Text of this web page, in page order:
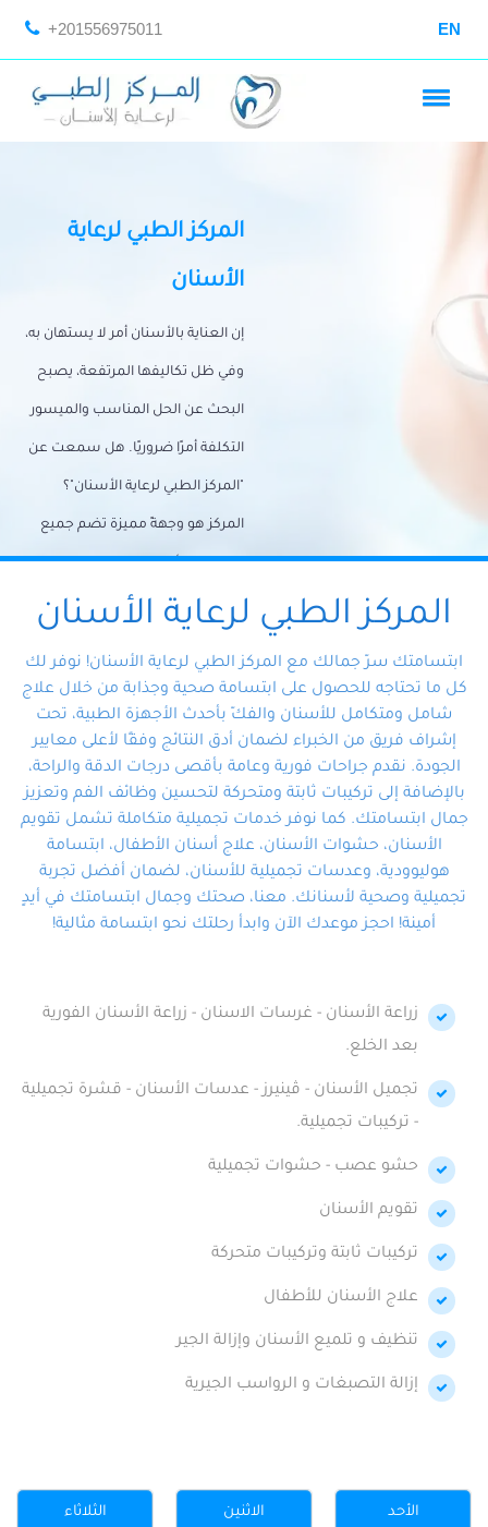
+201556975011 EN
المركز الطبي لرعاية
الأسنان
إن العناية بالأسنان أمر لا يستهان به،
وفي ظل تكاليفها المرتفعة، يصبح
البحث عن الحل المناسب والميسور
التكلفة أمرًا ضروريًا. هل سمعت عن
"المركز الطبي لرعاية الأسنان"؟
المركز هو وجهةً مميزة تضم جميع
احتياجات الأسنان تحت سقف واحد،
وتضمن لك حلاً شاملًا لجميع
المتخصص ذوي الخبرة، ستجد نفسك
في أيد أمينة تلبي احتياجاتك بكل
احترافية ودقة.
المركز الطبي لرعاية الأسنان
ابتسامتك سرّ جمالك مع المركز الطبي لرعاية الأسنان! نوفر لك
كل ما تحتاجه للحصول على ابتسامة صحية وجذابة من خلال علاج
شامل ومتكامل للأسنان والفكّ بأحدث الأجهزة الطبية، تحت
إشراف فريق من الخبراء لضمان أدق النتائج وفقًا لأعلى معايير
الجودة. نقدم جراحات فورية وعامة بأقصى درجات الدقة والراحة،
بالإضافة إلى تركيبات ثابتة ومتحركة لتحسين وظائف الفم وتعزيز
جمال ابتسامتك. كما نوفر خدمات تجميلية متكاملة تشمل تقويم
الأسنان، حشوات الأسنان، علاج أسنان الأطفال، ابتسامة
هوليوودية، وعدسات تجميلية للأسنان، لضمان أفضل تجربة
تجميلية وصحية لأسنانك. معنا، صحتك وجمال ابتسامتك في أيدٍ
أمينة! احجز موعدك الآن وابدأ رحلتك نحو ابتسامة مثالية!
زراعة الأسنان - غرسات الاسنان - زراعة الأسنان الفورية
بعد الخلع.
تجميل الأسنان - ڤينيرز - عدسات الأسنان - قشرة تجميلية
- تركيبات تجميلية.
حشو عصب - حشوات تجميلية
تقويم الأسنان
تركيبات ثابتة وتركيبات متحركة
علاج الأسنان للأطفال
تنظيف و تلميع الأسنان وإزالة الجير
إزالة التصبغات و الرواسب الجيرية
الأحد
الاثنين
الثلاثاء